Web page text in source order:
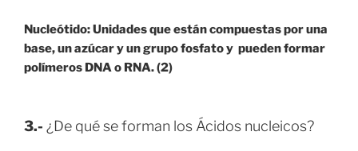
Nucleótido: Unidades que están compuestas por una
base, un azúcar y un grupo fosfato y pueden formar
polímeros DNA o RNA. (2)
3.- ¿De qué se forman los Ácidos nucleicos?